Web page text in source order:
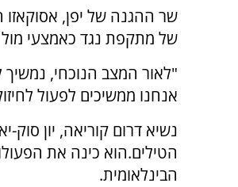
שר ההגנה של יפן,
של מתקפת נגד כאמצעי מול
"לאור המצב הנוכחי,
אנחנו ממשיכים לפעול
נשיא דרום קוריאה, יון סוק-
הטילים.הוא כינה את
הבינלאומית.